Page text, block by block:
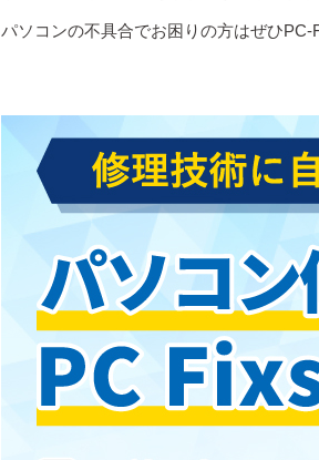
パソコンの不具合でお困りの方はぜひPC-